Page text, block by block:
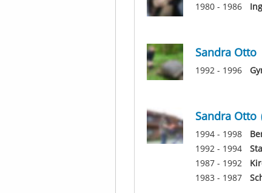
1980 - 1986
Sandra Otto
1992 - 1996
Sandra Otto
1994 - 1998
1992 - 1994
1987 - 1992
1983 - 1987